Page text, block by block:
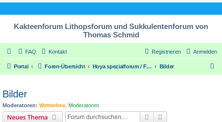
Kakteenforum Lithopsforum und Sukkulentenforum von
Thomas Schmid
FAQ Kontakt Anmelden
Registrieren
Portal Foren-Übersicht Hoya spezialforum / Forum for Hoya plants Bilder
Bilder
Moderatoren: Wetterhex Moderatoren
Neues Thema Suche